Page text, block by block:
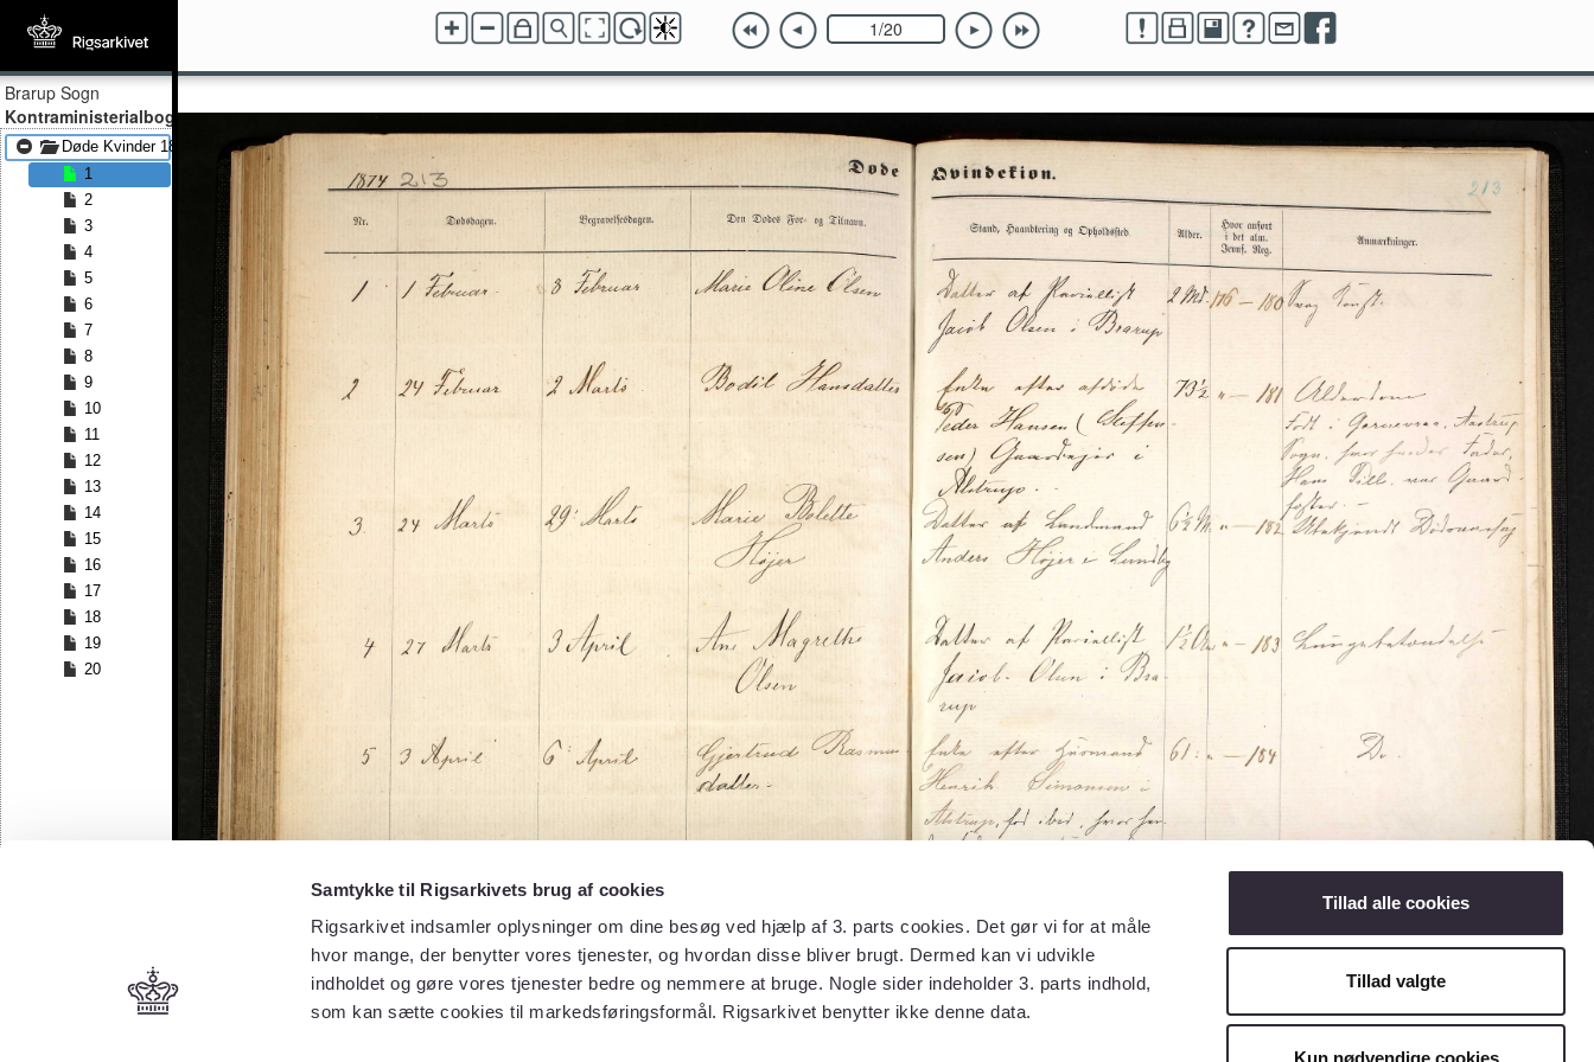
Samtykke til Rigsarkivets brug af cookies
Rigsarkivet indsamler oplysninger om dine besøg ved hjælp af 3. parts cookies. Det gør vi for at måle
hvor mange, der benytter vores tjenester, og hvordan disse bliver brugt. Dermed kan vi udvikle
indholdet og gøre vores tjenester bedre og nemmere at bruge. Nogle sider indeholder 3. parts indhold,
som kan sætte cookies til markedsføringsformål. Rigsarkivet benytter ikke denne data.
Tillad alle cookies
Tillad valgte
Kun nødvendige cookies
Brarup Sogn
Kontraministerialbog
Døde Kvinder 1874 - Døde Kvinder 1889
1
2
3
4
5
6
7
8
9
10
11
12
13
14
15
16
17
18
19
20